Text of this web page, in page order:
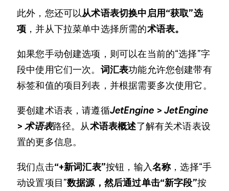
此外，您还可以从术语表切换中启用“获取”选
项 ，并从下拉菜单中选择所需的术语表。
如果您手动创建选项，则可以在当前的“选择”字
段中使用它们一次。 词汇表功能允许您创建带有
标签和值的项目列表，并根据需要多次使用它。
要创建术语表，请遵循JetEngine > JetEngine
> 术语表路径。从术语表概述了解有关术语表设
置的更多信息。
我们点击“+新词汇表”按钮，输入名称，选择“手
动设置项目”数据源，然后通过单击“新字段”按